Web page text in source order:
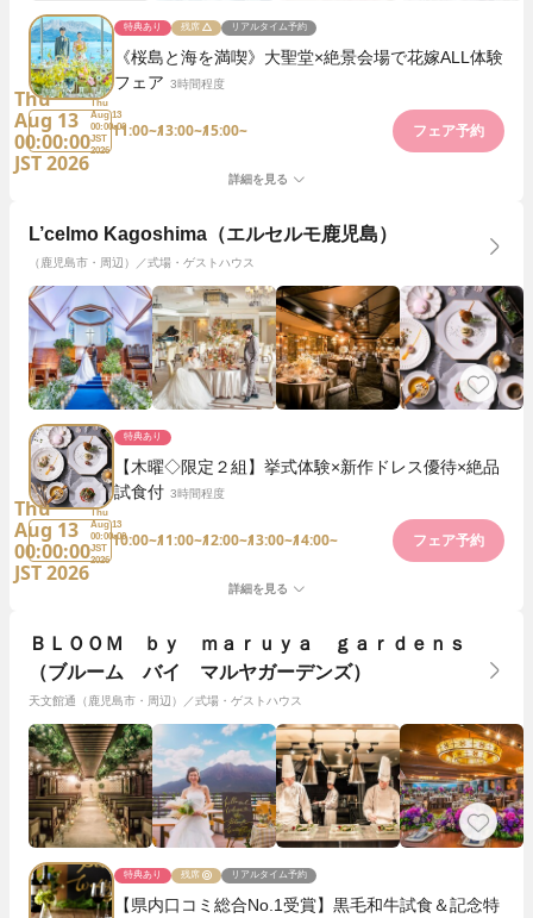
特典あり 残席 リアルタイム予約
《桜島と海を満喫》大聖堂×絶景会場で花嫁ALL体験
フェア 3時間程度
Thu
Aug 13
00:00:00
JST 2026
Thu
Aug 13
00:00:00
JST
2026
11:00~13:00~15:00~ フェア予約
詳細を見る
L’celmo Kagoshima（エルセルモ鹿児島）
（鹿児島市・周辺）／式場・ゲストハウス
特典あり
【木曜◇限定２組】挙式体験×新作ドレス優待×絶品
試食付 3時間程度
Thu
Aug 13
00:00:00
JST 2026
Thu
Aug 13
00:00:00
JST
2026
10:00~11:00~12:00~13:00~14:00~ フェア予約
詳細を見る
ＢＬＯＯＭ ｂｙ ｍａｒｕｙａ ｇａｒｄｅｎｓ
（ブルーム バイ マルヤガーデンズ）
天文館通（鹿児島市・周辺）／式場・ゲストハウス
特典あり 残席 リアルタイム予約
【県内口コミ総合No.1受賞】黒毛和牛試食＆記念特